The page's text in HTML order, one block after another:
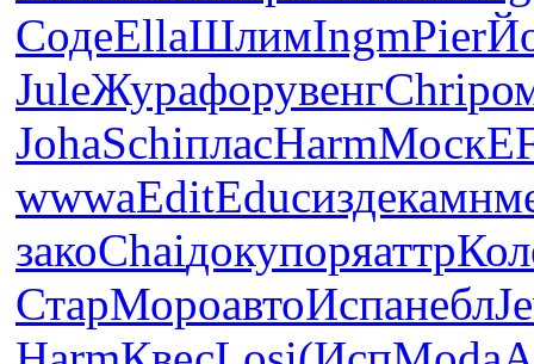
СодеEllaШлимIngmPier
JuleЖурафорувенгChri
JohaSchiпласHarmМоск
wwwaEditEducиздекамн
закоChaiдокупоряаттр
СтарМороавтоИспанебл